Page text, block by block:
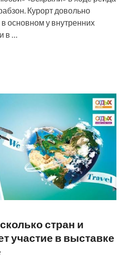
Курорт довольно
основном у внутренних
в …
стран и
участие в выставке